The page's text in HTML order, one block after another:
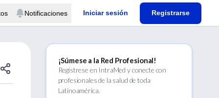
Notificaciones Iniciar sesión Registrarse
¡Súmese a la Red Profesional!
Regístrese en IntraMed y conecte con
profesionales de la salud de toda
Latinoamérica.